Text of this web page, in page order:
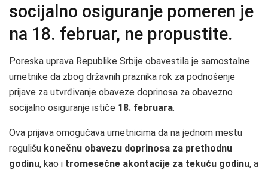
socijalno osiguranje pomeren je
na 18. februar, ne propustite.
Poreska uprava Republike Srbije obavestila je samostalne
umetnike da zbog državnih praznika rok za podnošenje
prijave za utvrđivanje obaveze doprinosa za obavezno
socijalno osiguranje ističe 18. februara.
Ova prijava omogućava umetnicima da na jednom mestu
regulišu konečnu obavezu doprinosa za prethodnu
godinu, kao i tromesečne akontacije za tekuću godinu, a